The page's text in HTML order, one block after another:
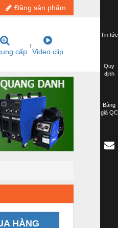
Đăng sản phẩm
cấp Video clip
HÀNG
Tin tức
Quy
định
Bảng
giá QC